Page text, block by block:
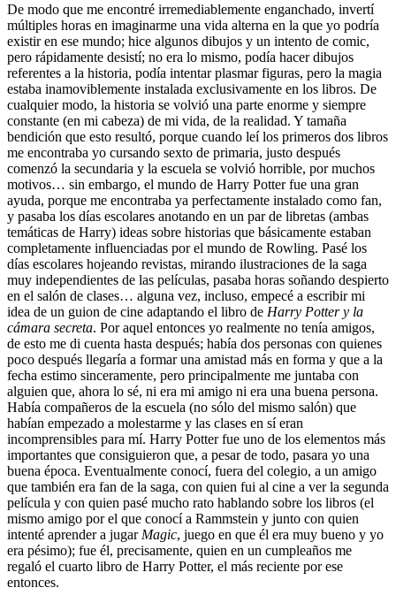
De modo que me encontré irremediablemente enganchado, invertí
múltiples horas en imaginarme una vida alterna en la que yo podría
existir en ese mundo; hice algunos dibujos y un intento de comic,
pero rápidamente desistí; no era lo mismo, podía hacer dibujos
referentes a la historia, podía intentar plasmar figuras, pero la magia
estaba inamoviblemente instalada exclusivamente en los libros. De
cualquier modo, la historia se volvió una parte enorme y siempre
constante (en mi cabeza) de mi vida, de la realidad. Y tamaña
bendición que esto resultó, porque cuando leí los primeros dos libros
me encontraba yo cursando sexto de primaria, justo después
comenzó la secundaria y la escuela se volvió horrible, por muchos
motivos… sin embargo, el mundo de Harry Potter fue una gran
ayuda, porque me encontraba ya perfectamente instalado como fan,
y pasaba los días escolares anotando en un par de libretas (ambas
temáticas de Harry) ideas sobre historias que básicamente estaban
completamente influenciadas por el mundo de Rowling. Pasé los
días escolares hojeando revistas, mirando ilustraciones de la saga
muy independientes de las películas, pasaba horas soñando despierto
en el salón de clases… alguna vez, incluso, empecé a escribir mi
idea de un guion de cine adaptando el libro de Harry Potter y la
cámara secreta. Por aquel entonces yo realmente no tenía amigos,
de esto me di cuenta hasta después; había dos personas con quienes
poco después llegaría a formar una amistad más en forma y que a la
fecha estimo sinceramente, pero principalmente me juntaba con
alguien que, ahora lo sé, ni era mi amigo ni era una buena persona.
Había compañeros de la escuela (no sólo del mismo salón) que
habían empezado a molestarme y las clases en sí eran
incomprensibles para mí. Harry Potter fue uno de los elementos más
importantes que consiguieron que, a pesar de todo, pasara yo una
buena época. Eventualmente conocí, fuera del colegio, a un amigo
que también era fan de la saga, con quien fui al cine a ver la segunda
película y con quien pasé mucho rato hablando sobre los libros (el
mismo amigo por el que conocí a Rammstein y junto con quien
intenté aprender a jugar Magic, juego en que él era muy bueno y yo
era pésimo); fue él, precisamente, quien en un cumpleaños me
regaló el cuarto libro de Harry Potter, el más reciente por ese
entonces.